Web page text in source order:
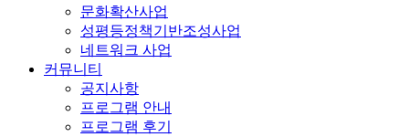
문화확산사업
성평등정책기반조성사업
네트워크 사업
커뮤니티
공지사항
프로그램 안내
프로그램 후기